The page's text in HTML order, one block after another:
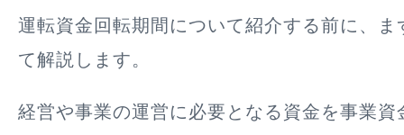
運転資金回転期間について紹介する前に、ま
て解説します。
経営や事業の運営に必要となる資金を事業資